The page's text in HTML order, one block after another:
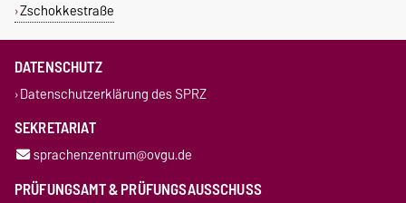
Zschokkestraße
DATENSCHUTZ
Datenschutzerklärung des SPRZ
SEKRETARIAT
sprachenzentrum@ovgu.de
PRÜFUNGSAMT & PRÜFUNGSAUSSCHUSS